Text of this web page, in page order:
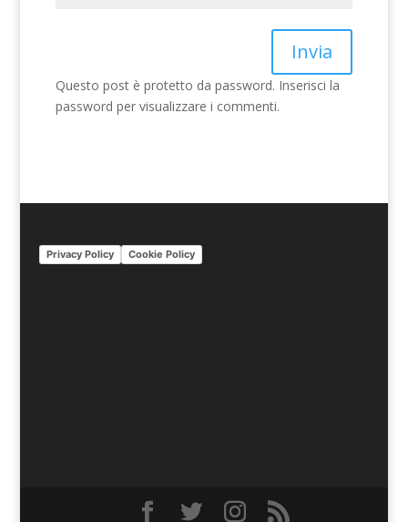
Invia
Questo post è protetto da password. Inserisci la
password per visualizzare i commenti.
Privacy Policy Cookie Policy